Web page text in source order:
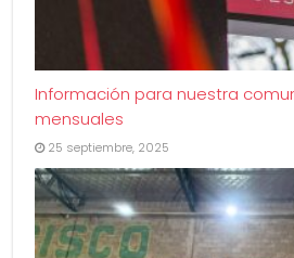
Información para nuestra
mensuales
25 septiembre, 2025